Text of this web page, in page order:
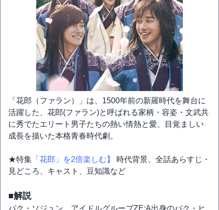
「花郎（ファラン）」は、1500年前の新羅時代を舞台に
活躍した、花郎(ファラン)と呼ばれる家柄・容姿・文武共
に秀でたエリート男子たちの熱い情熱と愛、目覚ましい
成長を描いた本格青春時代劇。
★特集 「花郎」を2倍楽しむ】
時代背景、全話あらすじ・
見どころ、キャスト、豆知識など
■解説
パク・ソジュン、アイドルグループZE:A出身のパク・ヒ